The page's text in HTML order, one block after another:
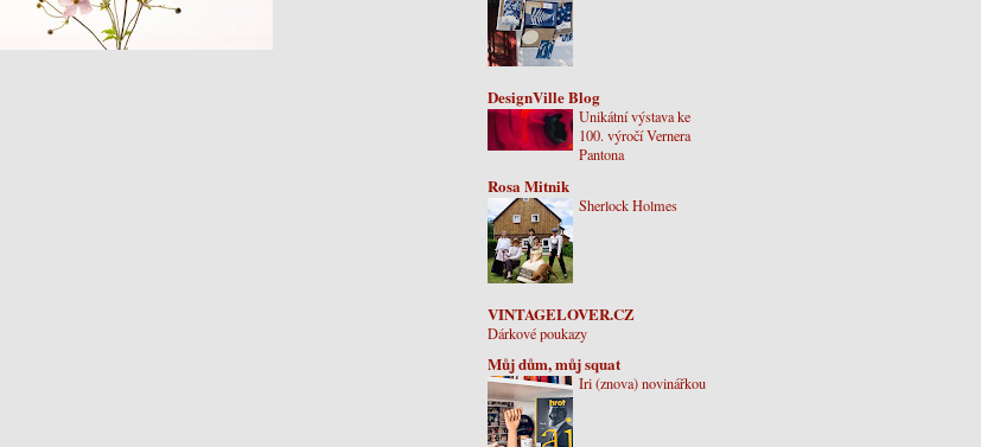
DesignVille Blog
Unikátní výstava ke
100. výročí Vernera
Pantona
Rosa Mitnik
Sherlock Holmes
VINTAGELOVER.CZ
Dárkové poukazy
Můj dům, můj squat
Iri (znova) novinářkou